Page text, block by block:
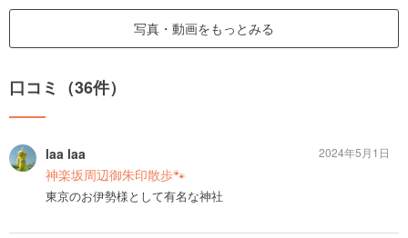
写真・動画をもっとみる
口コミ（36件）
laa laa
神楽坂周辺御朱印散歩🐾‪
東京のお伊勢様として有名な神社
2024年5月1日